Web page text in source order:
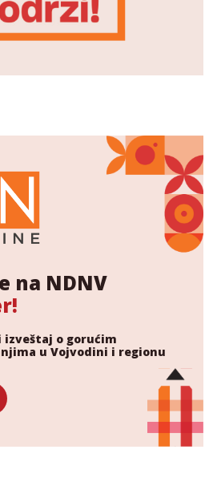
na NDNV
o gorućim
u Vojvodini i regionu